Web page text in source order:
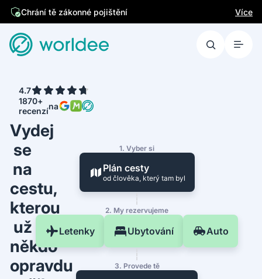
Chrání tě zákonné pojištění
Více
4.7
1870+
recenzína
Vydej
se
na
cestu,
kterou
už
někdo
opravdu
1. Vyber si
Plán cesty
od člověka, který tam byl
2. My rezervujeme
Letenky Ubytování Auto
3. Provede tě